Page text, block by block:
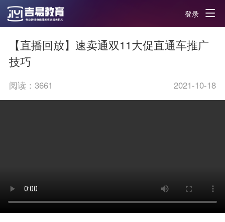
登录
【直播回放】速卖通双11大促直通车推广
技巧
阅读： 3661 2021-10-18